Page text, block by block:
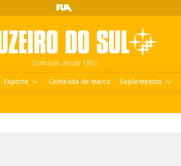
Confiável desde 1903.
Esporte Conteúdo de marca Suplementos